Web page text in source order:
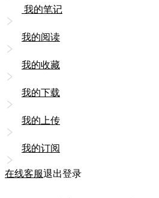
我的笔记
我的阅读
我的收藏
我的下载
我的上传
我的订阅
在线客服退出登录